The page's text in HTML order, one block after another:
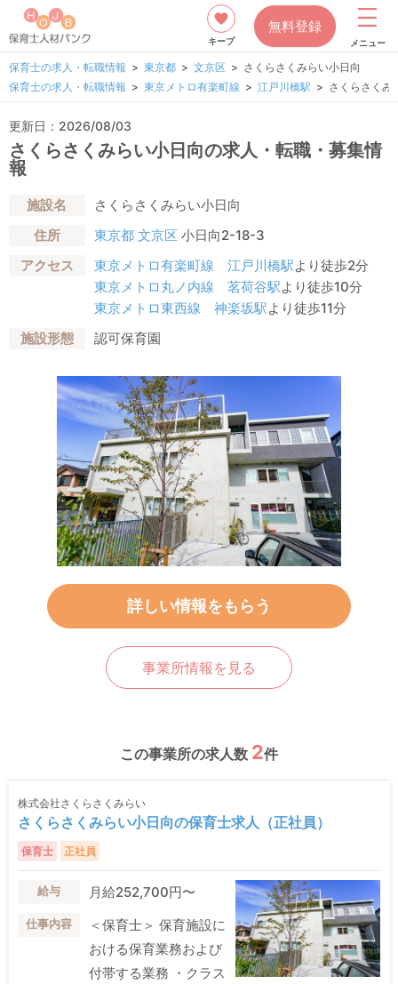
キープ
無料登録
メニュー
保育士の求人・転職情報 東京都 文京区
さくらさくみらい小日向
保育士の求人・転職情報
東京メトロ有楽町線 江戸川橋駅 さくらさくみ
更新日：2026/08/03
さくらさくみらい小日向の求人・転職・募集情
報
施設名
さくらさくみらい小日向
住所
東京都 文京区 小日向2-18-3
アクセス
東京メトロ有楽町線 江戸川橋駅より徒歩2分
東京メトロ丸ノ内線
茗荷谷駅より徒歩10分
東京メトロ東西線
神楽坂駅より徒歩11分
施設形態
認可保育園
詳しい情報をもらう
事業所情報を見る
この事業所の求人数 2件
株式会社さくらさくみらい
さくらさくみらい小日向の保育士求人（正社員）
保育士 正社員
給与 月給252,700円〜
仕事内容
＜保育士＞ 保育施設に
おける保育業務および
付帯する業務 ・クラス